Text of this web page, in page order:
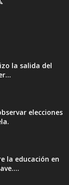
la salida del
elecciones
la educación en